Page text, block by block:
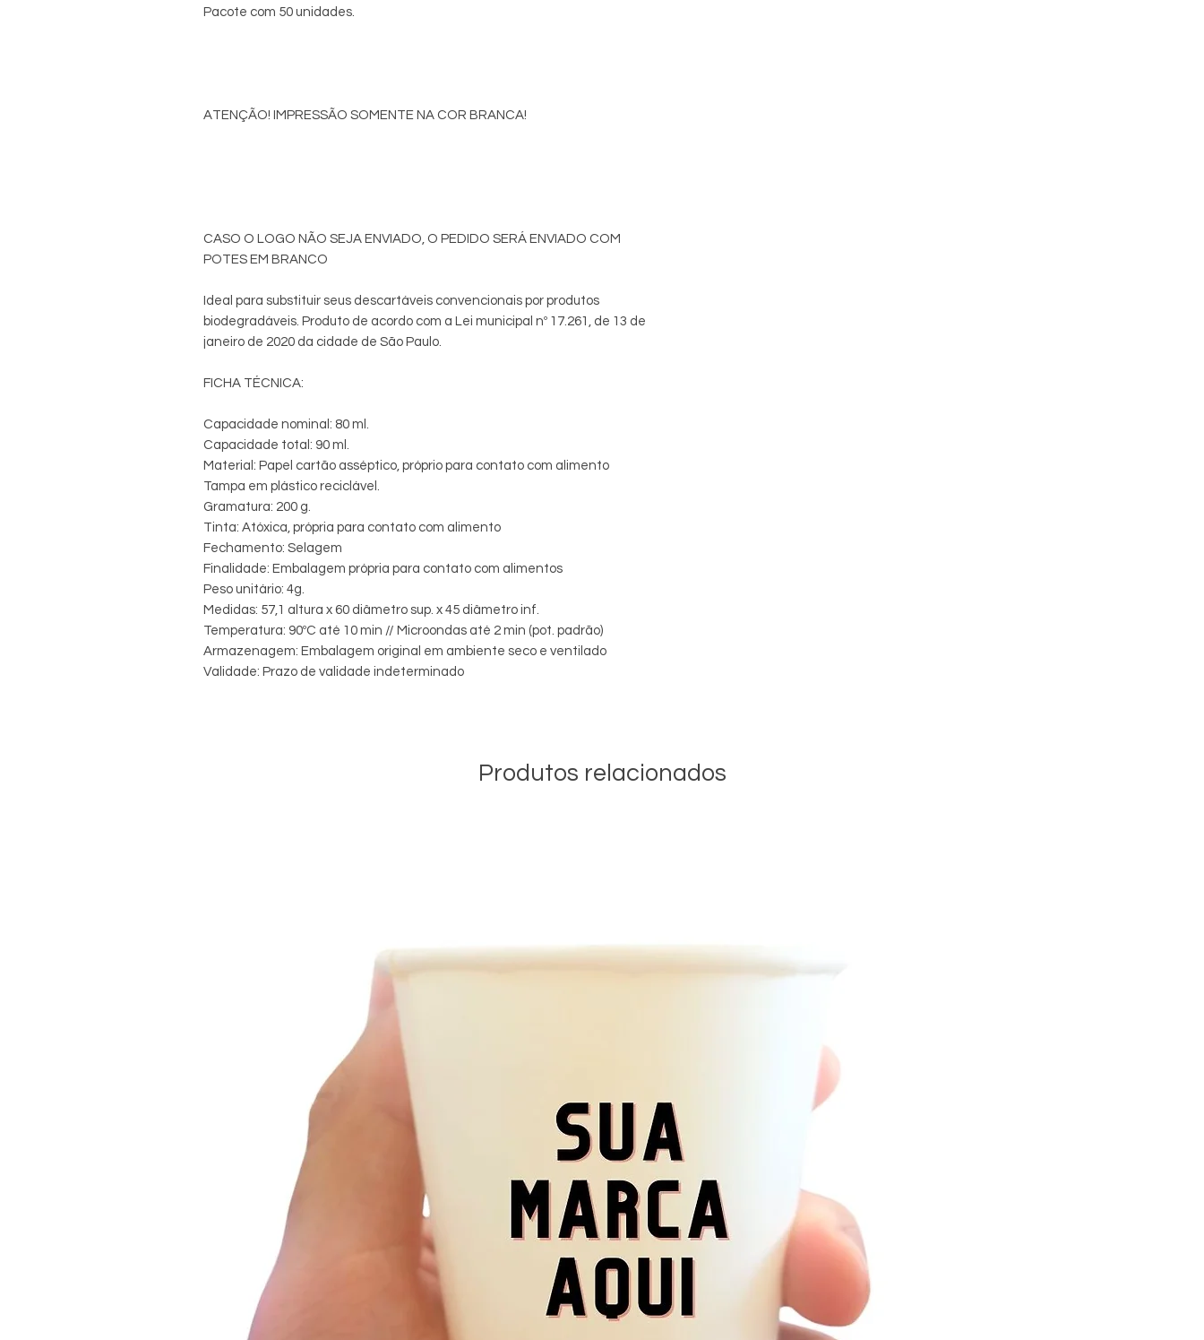
Pacote com 50 unidades.
ATENÇÃO! IMPRESSÃO SOMENTE NA COR BRANCA!
CASO O LOGO NÃO SEJA ENVIADO, O PEDIDO SERÁ ENVIADO COM
POTES EM BRANCO
Ideal para substituir seus descartáveis convencionais por produtos
biodegradáveis. Produto de acordo com a Lei municipal nº 17.261, de 13 de
janeiro de 2020 da cidade de São Paulo.
FICHA TÉCNICA:
Capacidade nominal: 80 ml.
Capacidade total: 90 ml.
Material: Papel cartão asséptico, próprio para contato com alimento
Tampa em plástico reciclável.
Gramatura: 200 g.
Tinta: Atóxica, própria para contato com alimento
Fechamento: Selagem
Finalidade: Embalagem própria para contato com alimentos
Peso unitário: 4g.
Medidas: 57,1 altura x 60 diâmetro sup. x 45 diâmetro inf.
Temperatura: 90ºC até 10 min // Microondas até 2 min (pot. padrão)
Armazenagem: Embalagem original em ambiente seco e ventilado
Validade: Prazo de validade indeterminado
Produtos relacionados